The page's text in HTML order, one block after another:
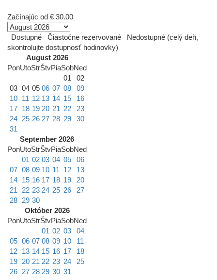
Začínajúc od € 30.00
Dostupné Čiastočne rezervované
Nedostupné (celý deň,
skontrolujte dostupnosť hodinovky)
August 2026
PonUtoStrŠtvPiaSobNed
01
02
03 04 05 06 07 08
09
10 11 12 13 14 15
16
17 18 19 20 21 22
23
24 25 26 27 28 29
30
31
September 2026
PonUtoStrŠtvPiaSobNed
01 02 03 04 05
06
07 08 09 10 11 12
13
14 15 16 17 18 19
20
21
22 23 24 25 26
27
28 29 30
Október 2026
PonUtoStrŠtvPiaSobNed
01 02 03
04
05 06 07 08 09 10
11
12 13 14 15 16 17
18
19 20 21 22 23 24
25
26 27 28 29 30 31